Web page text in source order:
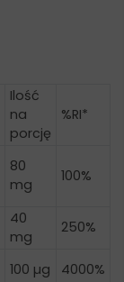
Ilość
na
porcję
%RI*
80
mg
100%
40
mg
250%
100 µg
4000%